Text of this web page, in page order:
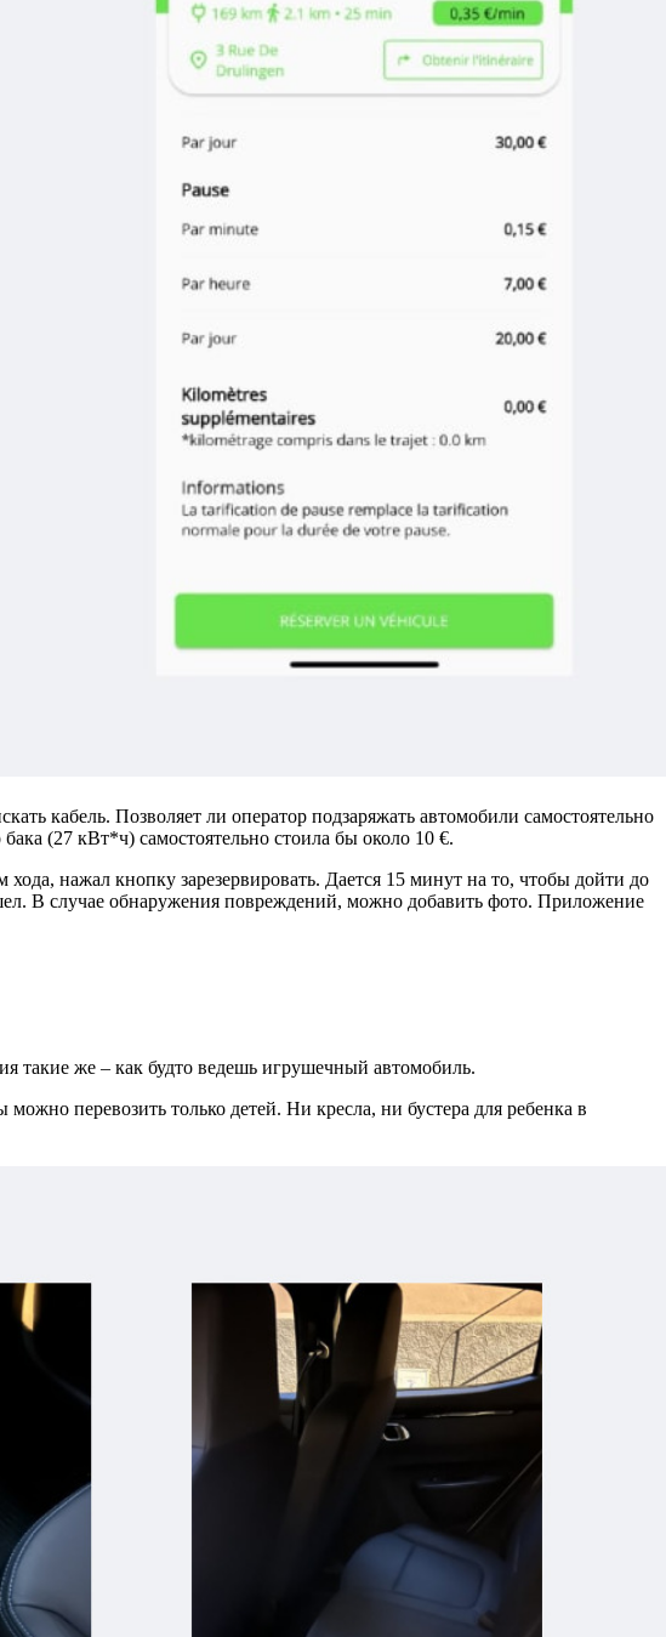
кабель. Позволяет ли оператор подзаряжать автомобили самостоятельно
(27 кВт*ч) самостоятельно стоила бы около 10 €.
нажал кнопку зарезервировать. Дается 15 минут на то, чтобы дойти до
В случае обнаружения повреждений, можно добавить фото. Приложение
такие же – как будто ведешь игрушечный автомобиль.
перевозить только детей. Ни кресла, ни бустера для ребенка в